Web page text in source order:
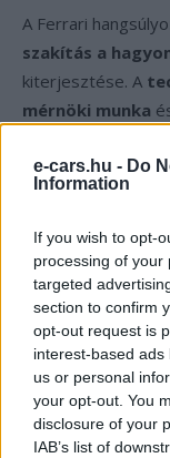
e-cars.hu - Do
Information
If you wish to opt-
processing of your
targeted
section to confirm
opt-out request is
interest-based
us or personal
your opt-out. You
disclosure of your
IAB’s list of
A Ferrari
szakítás a
kiterjesztése. A
mérnöki munka
Az Elettrica nem
korban– ahol a
olasz elegancia
precizitás
Kövesd az
tartalmakért!